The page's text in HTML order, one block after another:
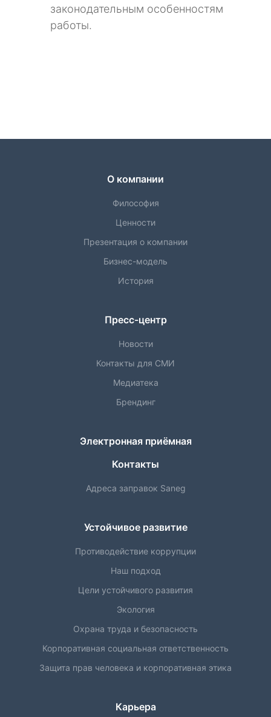
законодательным особенностям
работы.
О компании
Философия
Ценности
Презентация о компании
Бизнес-модель
История
Пресс-центр
Новости
Контакты для СМИ
Медиатека
Брендинг
Электронная приёмная
Контакты
Адреса заправок Saneg
Устойчивое развитие
Противодействие коррупции
Наш подход
Цели устойчивого развития
Экология
Охрана труда и безопасность
Корпоративная социальная ответственность
Защита прав человека и корпоративная этика
Карьера